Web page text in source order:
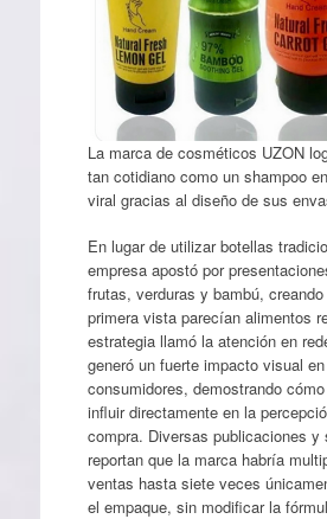
La marca de cosméticos UZON
tan cotidiano como un shampoo
viral gracias al diseño de sus
En lugar de utilizar botellas
empresa apostó por
frutas, verduras y bambú,
primera vista parecían alimentos
estrategia llamó la atención en
generó un fuerte impacto visual
consumidores, demostrando
influir directamente en la
compra. Diversas publicaciones y
reportan que la marca habría
ventas hasta siete veces
el empaque, sin modificar la